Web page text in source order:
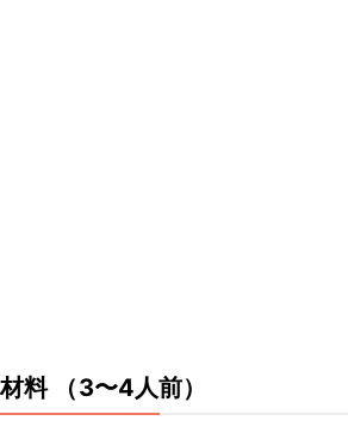
材料 （3〜4人前）